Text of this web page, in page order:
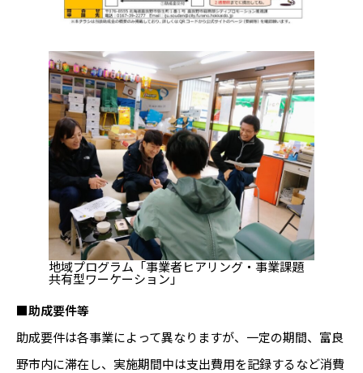
地域プログラム「事業者ヒアリング・事業課題
共有型ワーケーション」
■助成要件等
助成要件は各事業によって異なりますが、一定の期間、富良
野市内に滞在し、実施期間中は支出費用を記録するなど消費